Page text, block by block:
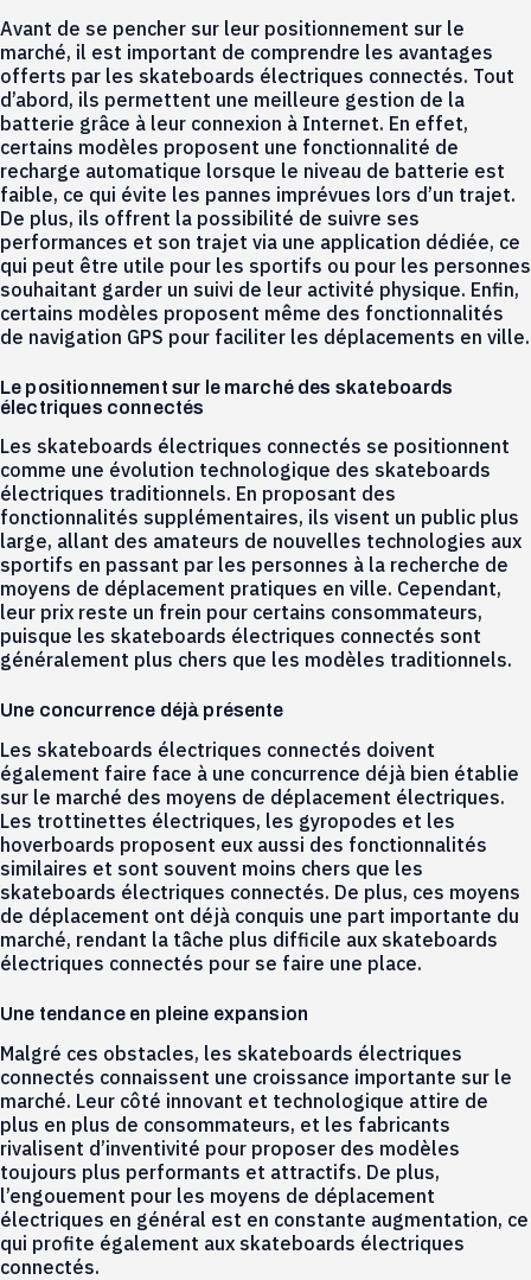
Avant de se pencher sur leur positionnement sur le
marché, il est important de comprendre les avantages
offerts par les skateboards électriques connectés. Tout
d’abord, ils permettent une meilleure gestion de la
batterie grâce à leur connexion à Internet. En effet,
certains modèles proposent une fonctionnalité de
recharge automatique lorsque le niveau de batterie est
faible, ce qui évite les pannes imprévues lors d’un trajet.
De plus, ils offrent la possibilité de suivre ses
performances et son trajet via une application dédiée, ce
qui peut être utile pour les sportifs ou pour les personnes
souhaitant garder un suivi de leur activité physique. Enfin,
certains modèles proposent même des fonctionnalités
de navigation GPS pour faciliter les déplacements en ville.
Le positionnement sur le marché des skateboards
électriques connectés
Les skateboards électriques connectés se positionnent
comme une évolution technologique des skateboards
électriques traditionnels. En proposant des
fonctionnalités supplémentaires, ils visent un public plus
large, allant des amateurs de nouvelles technologies aux
sportifs en passant par les personnes à la recherche de
moyens de déplacement pratiques en ville. Cependant,
leur prix reste un frein pour certains consommateurs,
puisque les skateboards électriques connectés sont
généralement plus chers que les modèles traditionnels.
Une concurrence déjà présente
Les skateboards électriques connectés doivent
également faire face à une concurrence déjà bien établie
sur le marché des moyens de déplacement électriques.
Les trottinettes électriques, les gyropodes et les
hoverboards proposent eux aussi des fonctionnalités
similaires et sont souvent moins chers que les
skateboards électriques connectés. De plus, ces moyens
de déplacement ont déjà conquis une part importante du
marché, rendant la tâche plus difficile aux skateboards
électriques connectés pour se faire une place.
Une tendance en pleine expansion
Malgré ces obstacles, les skateboards électriques
connectés connaissent une croissance importante sur le
marché. Leur côté innovant et technologique attire de
plus en plus de consommateurs, et les fabricants
rivalisent d’inventivité pour proposer des modèles
toujours plus performants et attractifs. De plus,
l’engouement pour les moyens de déplacement
électriques en général est en constante augmentation, ce
qui profite également aux skateboards électriques
connectés.